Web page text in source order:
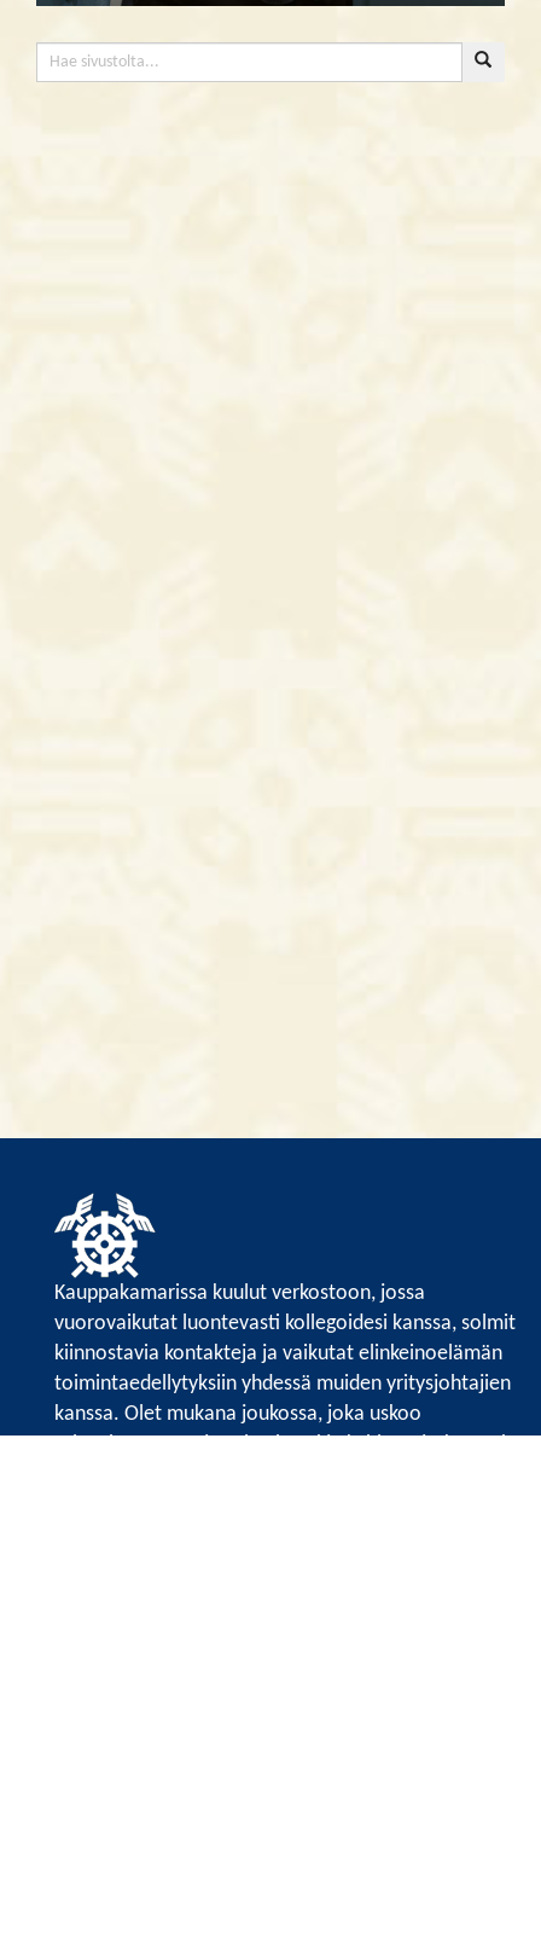
Kauppakamarissa kuulut verkostoon, jossa
vuorovaikutat luontevasti kollegoidesi kanssa, solmit
kiinnostavia kontakteja ja vaikutat elinkeinoelämän
toimintaedellytyksiin yhdessä muiden yritysjohtajien
kanssa. Olet mukana joukossa, joka uskoo